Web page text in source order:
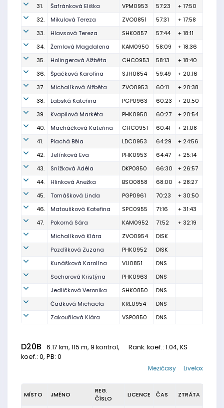
31. Šafránková Eliška VPM0953 57:23
+ 17:50
32.
Mikulová Tereza ZVO0851 57:31
+ 17:58
33.
Hlavsová Tereza SHK0857 57:44
+ 18:11
34.
Žemlová Magdalena KAM0950 58:09
+ 18:36
35.
Holingerová Alžběta CHC0953 58:13
+ 18:40
36.
Špačková Karolína SJH0854 59:49
+ 20:16
37.
Michalíková Alžběta ZVO0953 60:11
+ 20:38
38.
Labská Kateřina PGP0963 60:23
+ 20:50
39.
Kvapilová Markéta PHK0950 60:27
+ 20:54
40.
Macháčková Kateřina CHC0951 60:41
+ 21:08
41.
Plachá Běla LDC0953 64:29
+ 24:56
42.
Jelínková Eva PHK0953 64:47
+ 25:14
43.
Snížková Adéla DKP0850 66:30
+ 26:57
44.
Hlinková Anežka BSO0858 68:00
+ 28:27
45.
Tomášková Linda PGP0961 70:23
+ 30:50
46.
Matoušková Kateřina SPC0955 71:16
+ 31:43
47.
Pokorná Sára KAM0952 71:52
+ 32:19
Michalíková Klára
ZVO0954
DISK
Pozdílková Zuzana
PHK0952
DISK
Kunášková Karolína
VLI0851
DNS
Sochorová Kristýna
PHK0963
DNS
Jedličková Veronika
SHK0850
DNS
Čadková Michaela
KRL0954
DNS
Zakouřilová Klára
VSP0850 DNS
D20B 6.17 km, 115 m, 9 kontrol, Rank. koef.: 1.04, KS
koef.: 0, PB: 0
Livelox
Mezičasy
MÍSTO JMÉNO
REG.
ČÍSLO
LICENCE ČAS ZTRÁTA